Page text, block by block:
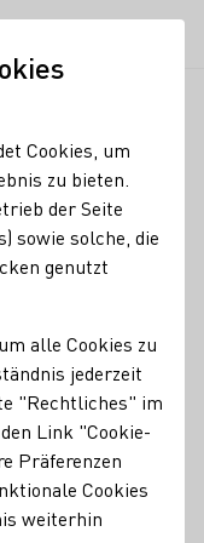
und
unseren
dem10. Int.
Pfalz
umfangreiche
Cookies, um
zu bieten.
der Seite
sowie solche, die
genutzt
alle Cookies zu
jederzeit
"Rechtliches" im
Link "Cookie-
Präferenzen
Cookies
weiterhin